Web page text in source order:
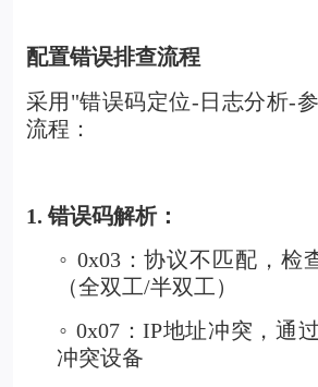
配置错误排查流程
采用"错误码定位-日志分析-
流程：
1. 错误码解析：
◦ 0x03：协议不匹配，检
（全双工/半双工）
◦ 0x07：IP地址冲突，通
冲突设备